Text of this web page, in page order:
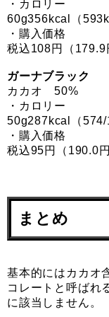
・カロリー
60g356kcal（
・購入価格
税込108円（179.9
ガーナブラック
カカオ 50%
・カロリー
50g287kcal（574/
・購入価格
税込95円（190.0
まとめ
基本的にはカカオ
コレートと呼ばれ
に該当しません。